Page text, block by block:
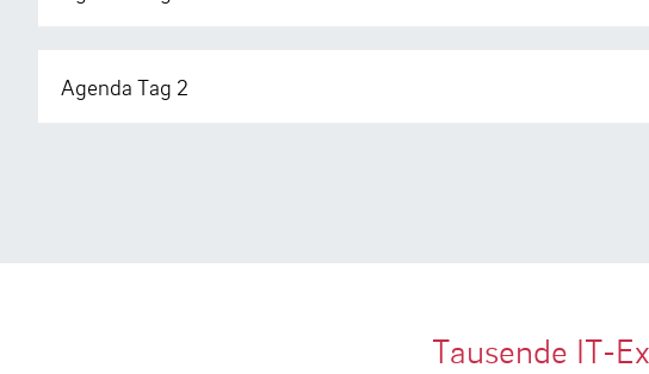
Agenda Tag 2
Tausende IT-